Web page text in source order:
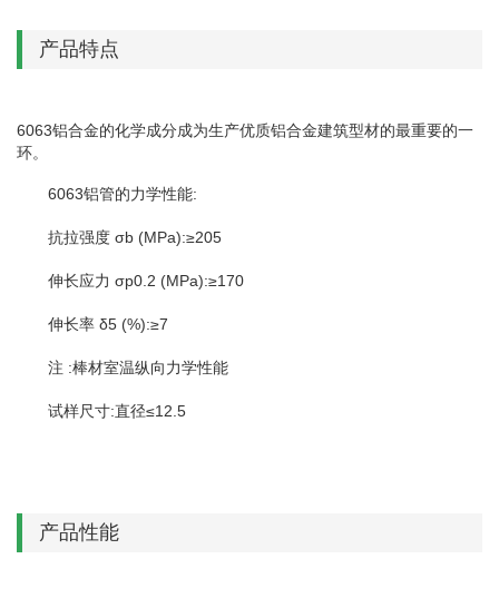
产品特点
6063铝合金的化学成分成为生产优质铝合金建筑型材的最重要的一
环。
6063铝管的力学性能:
抗拉强度 σb (MPa):≥205
伸长应力 σp0.2 (MPa):≥170
伸长率 δ5 (%):≥7
注 :棒材室温纵向力学性能
试样尺寸:直径≤12.5
产品性能